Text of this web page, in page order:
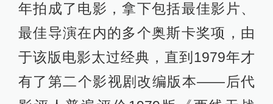
年拍成了电影，拿下包括最佳影片、
最佳导演在内的多个奥斯卡奖项，由
于该版电影太过经典，直到1979年才
有了第二个影视剧改编版本——后代